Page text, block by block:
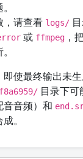
，请查看 logs/
或 ffmpeg ，
即使最终输出未生
目录下可
音音频）和
。